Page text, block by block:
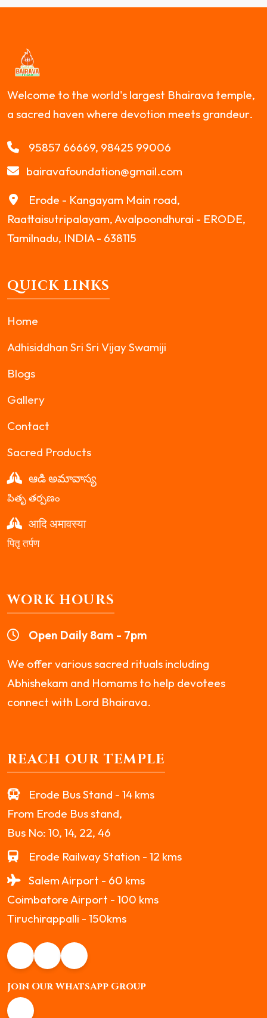
Welcome to the world's largest Bhairava temple,
a sacred haven where devotion meets grandeur.
95857 66669, 98425 99006
bairavafoundation@gmail.com
Erode - Kangayam Main road,
Raattaisutripalayam, Avalpoondhurai - ERODE,
Tamilnadu, INDIA - 638115
QUICK LINKS
Home
Adhisiddhan Sri Sri Vijay Swamiji
Blogs
Gallery
Contact
Sacred Products
ఆడి అమావాస్య
పితృ తర్పణం
आदि अमावस्या
पितृ तर्पण
WORK HOURS
Open Daily 8am - 7pm
We offer various sacred rituals including
Abhishekam and Homams to help devotees
connect with Lord Bhairava.
REACH OUR TEMPLE
Erode Bus Stand - 14 kms
From Erode Bus stand,
Bus No: 10, 14, 22, 46
Erode Railway Station - 12 kms
Salem Airport - 60 kms
Coimbatore Airport - 100 kms
Tiruchirappalli - 150kms
Join Our WhatsApp Group